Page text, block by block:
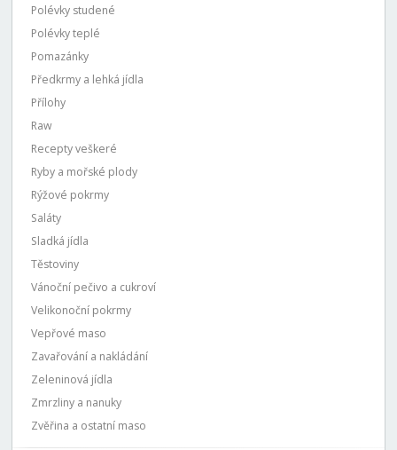
Polévky studené
Polévky teplé
Pomazánky
Předkrmy a lehká jídla
Přílohy
Raw
Recepty veškeré
Ryby a mořské plody
Rýžové pokrmy
Saláty
Sladká jídla
Těstoviny
Vánoční pečivo a cukroví
Velikonoční pokrmy
Vepřové maso
Zavařování a nakládání
Zeleninová jídla
Zmrzliny a nanuky
Zvěřina a ostatní maso